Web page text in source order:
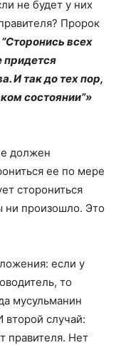
не будет у них
Пророк
“Сторонись всех
придется
И так до тех пор,
состоянии”»
должен
ее по мере
сторониться
ни произошло. Это
если у
то
мусульманин
второй случай:
правителя. Нет